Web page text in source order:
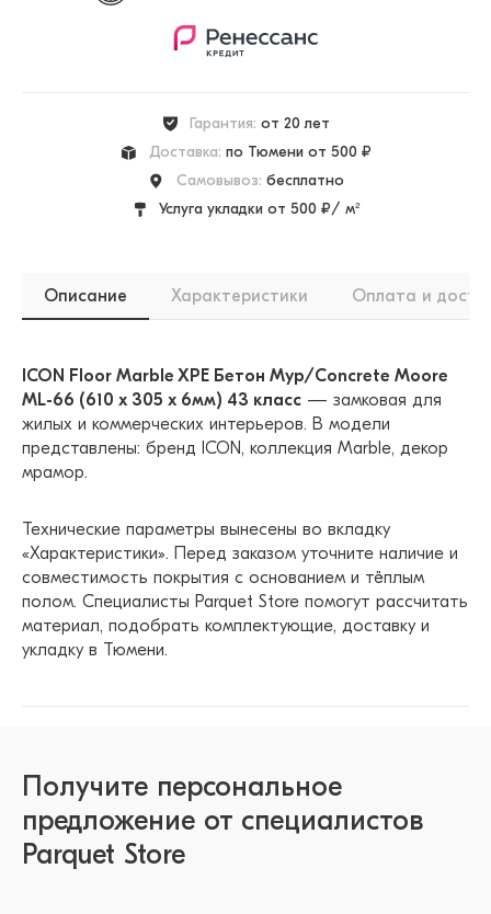
Гарантия: от 20 лет
Доставка: по Тюмени от 500 ₽
Самовывоз: бесплатно
Услуга укладки от 500 ₽/ м²
Описание Характеристики Оплата и
ICON Floor Marble XPE Бетон Мур/Concrete Moore
ML-66 (610 х 305 x 6мм) 43 класс — замковая для
жилых и коммерческих интерьеров. В модели
представлены: бренд ICON, коллекция Marble, декор
мрамор.
Технические параметры вынесены во вкладку
«Характеристики». Перед заказом уточните наличие и
совместимость покрытия с основанием и тёплым
полом. Специалисты Parquet Store помогут рассчитать
материал, подобрать комплектующие, доставку и
укладку в Тюмени.
Получите персональное
предложение от специалистов
Parquet Store